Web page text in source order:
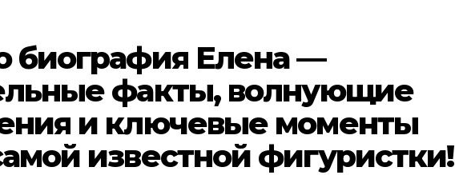
биография Елена —
факты, волнующие
и ключевые моменты
известной фигуристки!